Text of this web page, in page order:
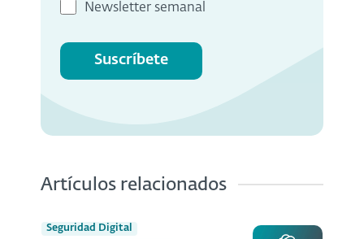
Newsletter semanal
Suscríbete
Artículos relacionados
Seguridad Digital